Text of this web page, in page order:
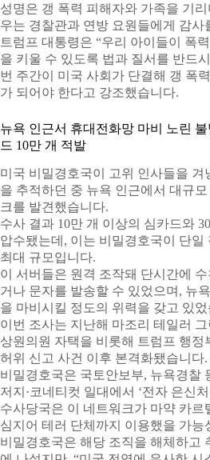
성명은 갱 폭력 피해자와 가족을 기
우는 경찰관과 연방 요원들에게 감사
트럼프 대통령은 “우리 아이들이 폭
을 키울 수 있도록 법과 질서를 반드
번 주간이 미국 사회가 단결해 갱 폭
가 되어야 한다고 강조했습니다.
뉴욕 인근서 휴대전화망 마비 노린 불
드 10만 개 적발
미국 비밀경호국이 고위 인사들을 겨
을 추적하던 중 뉴욕 인근에서 대규
크를 발견했습니다.
수사 결과 10만 개 이상의 심카드와
압수됐는데, 이는 비밀경호국이 단일
최대 규모입니다.
이 서버들은 원격 조작돼 단시간에
거나 문자를 발송할 수 있었으며, 뉴
을 마비시킬 정도의 위력을 갖고 있
이번 조사는 지난해 마조리 테일러
상원의원 자택을 비롯해 트럼프 행정
허위 신고 사건 이후 본격화됐습니다.
비밀경호국은 국토안보부, 뉴욕경찰
저지·코네티컷 일대에서 ‘전자 은신
수사당국은 이 네트워크가 마약 카르
심지어 테러 단체까지 이용했을 가능
비밀경호국은 해당 조직을 해체하고